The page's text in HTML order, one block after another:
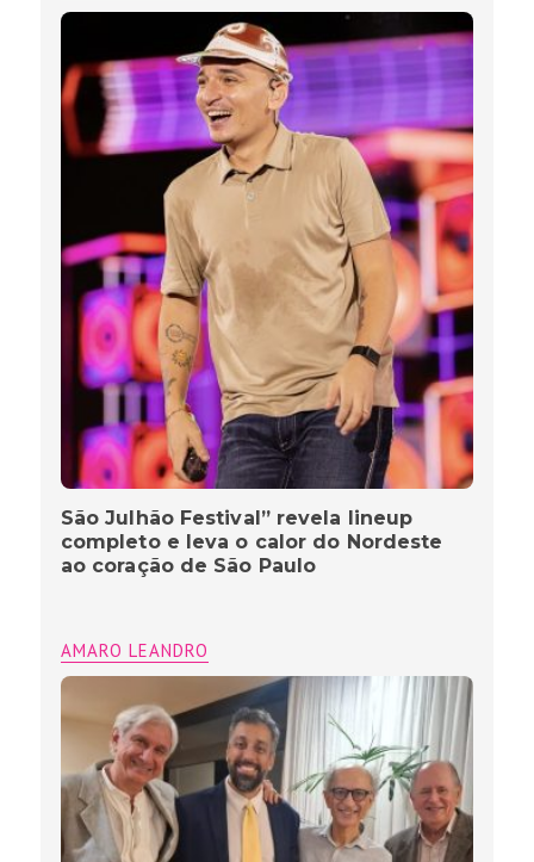
São Julhão Festival” revela lineup
completo e leva o calor do Nordeste
ao coração de São Paulo
AMARO LEANDRO